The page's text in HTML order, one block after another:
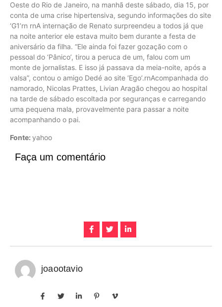
Oeste do Rio de Janeiro, na manhã deste sábado, dia 15, por
conta de uma crise hipertensiva, segundo informações do site
‘G1’rn rnA internação de Renato surpreendeu a todos já que
na noite anterior ele estava muito bem durante a festa de
aniversário da filha. “Ele ainda foi fazer gozação com o
pessoal do ‘Pânico’, tirou a peruca de um, falou com um
monte de jornalistas. E isso já passava da meia-noite, após a
valsa”, contou o amigo Dedé ao site ‘Ego’.rnAcompanhada do
namorado, Nicolas Prattes, Livian Aragão chegou ao hospital
na tarde de sábado escoltada por seguranças e carregando
uma pequena mala, provavelmente para passar a noite
acompanhando o pai.
Fonte: yahoo
Faça um comentário
joaootavio